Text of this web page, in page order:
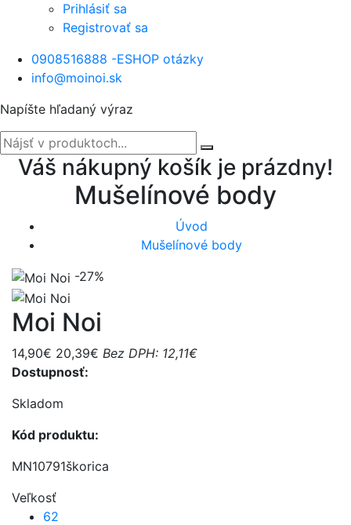
Prihlásiť sa
Registrovať sa
0908516888 -ESHOP otázky
info@moinoi.sk
Napíšte hľadaný výraz
Váš nákupný košík je prázdny!
Mušelínové body
Úvod
Mušelínové body
-27%
Moi Noi
14,90€ 20,39€ Bez DPH: 12,11€
Dostupnosť:
Skladom
Kód produktu:
MN10791škorica
Veľkosť
62